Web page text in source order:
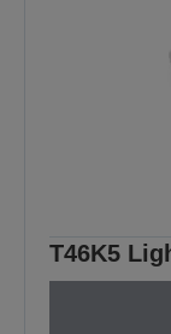
T46K5